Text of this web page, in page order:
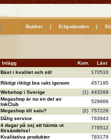
Butiker| Erbjudanden|
Inlägg Kom.
Läst
Bäst i kvalitet och stil
170510
Riktigt riktigt bra rakt igenom
457195
Webshop i Sverige (1) 443269
Megashop är nu en del av
InkClub
529866
Megashop till salu? (2) 757226
Dålig service
763943
4 dagar på sej att hämta ut
försändelse!
778512
Kvalitativa produkter
783179